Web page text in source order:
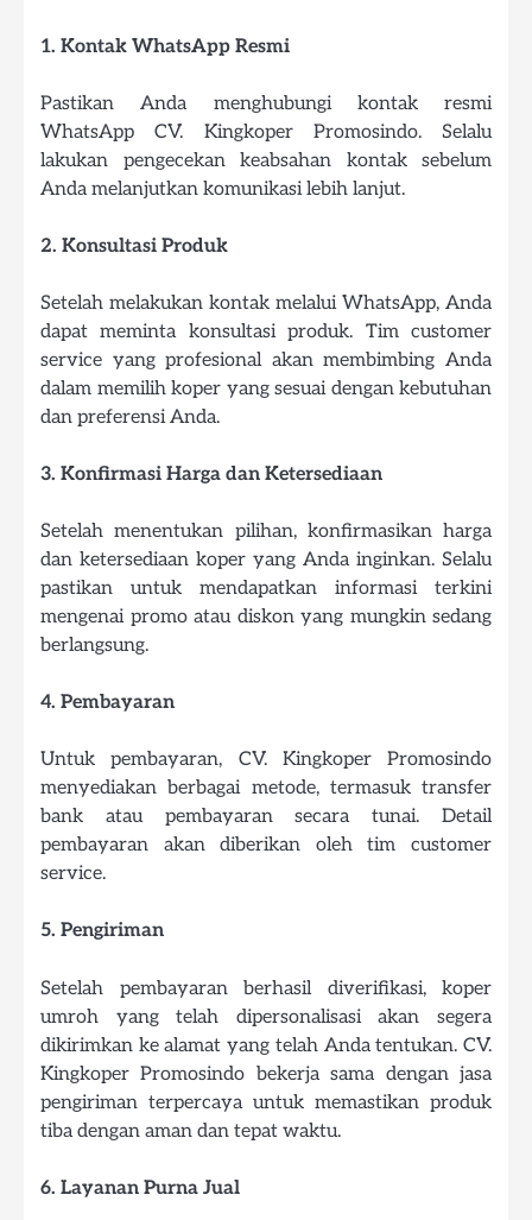
1. Kontak WhatsApp Resmi
Pastikan Anda menghubungi kontak resmi
WhatsApp CV. Kingkoper Promosindo. Selalu
lakukan pengecekan keabsahan kontak sebelum
Anda melanjutkan komunikasi lebih lanjut.
2. Konsultasi Produk
Setelah melakukan kontak melalui WhatsApp, Anda
dapat meminta konsultasi produk. Tim customer
service yang profesional akan membimbing Anda
dalam memilih koper yang sesuai dengan kebutuhan
dan preferensi Anda.
3. Konfirmasi Harga dan Ketersediaan
Setelah menentukan pilihan, konfirmasikan harga
dan ketersediaan koper yang Anda inginkan. Selalu
pastikan untuk mendapatkan informasi terkini
mengenai promo atau diskon yang mungkin sedang
berlangsung.
4. Pembayaran
Untuk pembayaran, CV. Kingkoper Promosindo
menyediakan berbagai metode, termasuk transfer
bank atau pembayaran secara tunai. Detail
pembayaran akan diberikan oleh tim customer
service.
5. Pengiriman
Setelah pembayaran berhasil diverifikasi, koper
umroh yang telah dipersonalisasi akan segera
dikirimkan ke alamat yang telah Anda tentukan. CV.
Kingkoper Promosindo bekerja sama dengan jasa
pengiriman terpercaya untuk memastikan produk
tiba dengan aman dan tepat waktu.
6. Layanan Purna Jual